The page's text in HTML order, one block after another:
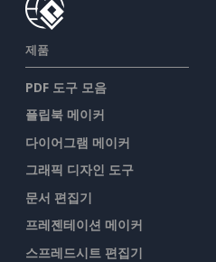
제품
PDF 도구 모음
플립북 메이커
다이어그램 메이커
그래픽 디자인 도구
문서 편집기
프레젠테이션 메이커
스프레드시트 편집기